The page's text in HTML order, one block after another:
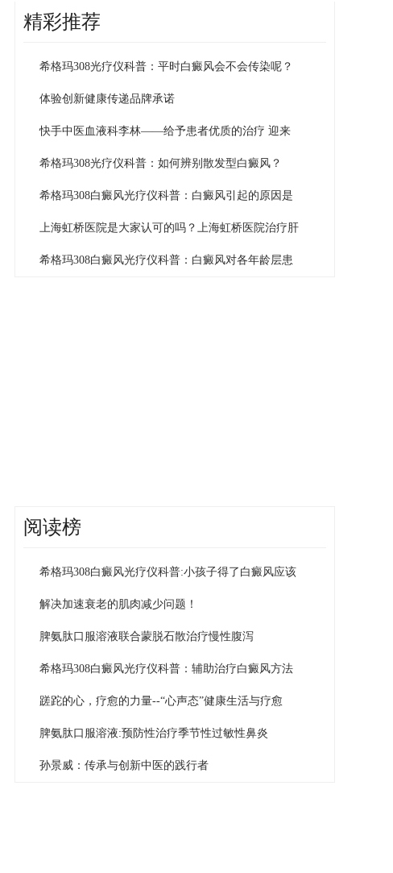
精彩推荐
希格玛308光疗仪科普：平时白癜风会不会传染呢？
体验创新健康传递品牌承诺
快手中医血液科李林——给予患者优质的治疗 迎来
希格玛308光疗仪科普：如何辨别散发型白癜风？
希格玛308白癜风光疗仪科普：白癜风引起的原因是
上海虹桥医院是大家认可的吗？上海虹桥医院治疗肝
希格玛308白癜风光疗仪科普：白癜风对各年龄层患
阅读榜
希格玛308白癜风光疗仪科普:小孩子得了白癜风应该
解决加速衰老的肌肉减少问题！
脾氨肽口服溶液联合蒙脱石散治疗慢性腹泻
希格玛308白癜风光疗仪科普：辅助治疗白癜风方法
蹉跎的心，疗愈的力量--“心声态”健康生活与疗愈
脾氨肽口服溶液:预防性治疗季节性过敏性鼻炎
孙景威：传承与创新中医的践行者